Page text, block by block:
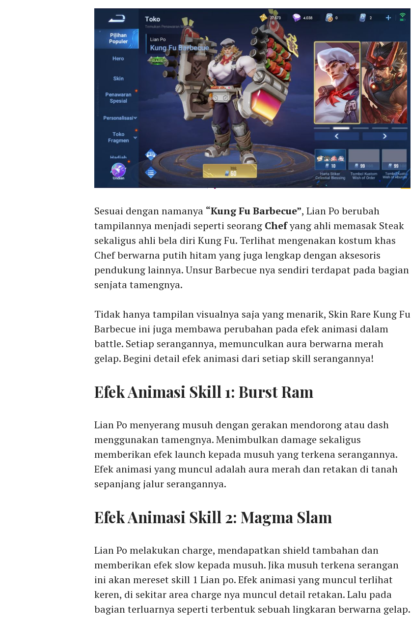
Sesuai dengan namanya “Kung Fu Barbecue”, Lian Po berubah
tampilannya menjadi seperti seorang Chefyang ahli memasak Steak
sekaligus ahli bela diri Kung Fu. Terlihat mengenakan kostum khas
Chef berwarna putih hitam yang juga lengkap dengan aksesoris
pendukung lainnya. Unsur Barbecue nya sendiri terdapat pada bagian
senjata tamengnya.
Tidak hanya tampilan visualnya saja yang menarik, Skin Rare Kung Fu
Barbecue ini juga membawa perubahan pada efek animasi dalam
battle. Setiap serangannya, memunculkan aura berwarna merah
gelap. Begini detail efek animasi dari setiap skill serangannya!
Efek Animasi Skill 1: Burst Ram
Lian Po menyerang musuh dengan gerakan mendorong atau dash
menggunakan tamengnya. Menimbulkan damage sekaligus
memberikan efek launch kepada musuh yang terkena serangannya.
Efek animasi yang muncul adalah aura merah dan retakan di tanah
sepanjang jalur serangannya.
Efek Animasi Skill 2: Magma Slam
Lian Po melakukan charge, mendapatkan shield tambahan dan
memberikan efek slow kepada musuh. Jika musuh terkena serangan
ini akan mereset skill 1 Lian po. Efek animasi yang muncul terlihat
keren, di sekitar area charge nya muncul detail retakan. Lalu pada
bagian terluarnya seperti terbentuk sebuah lingkaran berwarna gelap.